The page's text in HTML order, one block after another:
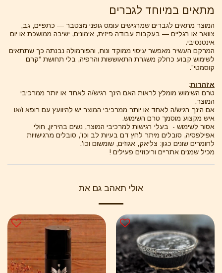
מתאים במיוחד לגברים
המוצר מתאים לגברים שמרגישים עומס גופני מצטבר — כתפיים, גב,
צוואר או רגליים — בעקבות עבודה פיזית, אימונים, ישיבה ממושכת או יום
אינטנסיבי.
המרקם העשיר מאפשר עיסוי ממוקד ונוח, והפורמולה נבנתה כך שתתאים
לשימוש קבוע כחלק משגרת התאוששות והרפיה, בלי תחושת “קרם
קוסמטי”.
אזהרות:
טרם השימוש מומלץ לראות האם הינך רגיש/ה לאחד או יותר ממרכיבי
המוצר.
אם הינך רגיש/ה לאחד או יותר ממרכיבי המוצר יש להיוועץ עם רופא ו/או
איש מקצוע מוסמך טרם השימוש.
אסור לשימוש - בעלי רגישות למרכיבי המוצר, נשים בהיריון, חולי
אפילפסיה, סובלים מיתר לחץ דם בעיות לב וכו', סובלים מרגישויות
לחומרים שונים כגון: צליאק, אגוזים, שומשום וכו'.
מכיל שמנים אתריים וריכוזים פעילים !
אולי תאהב גם את